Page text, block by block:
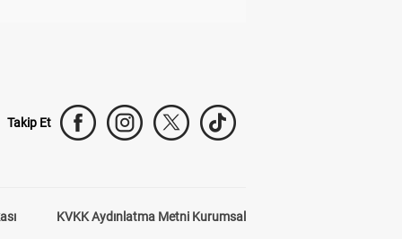
Takip Et
KVKK Aydınlatma Metni Kurumsal